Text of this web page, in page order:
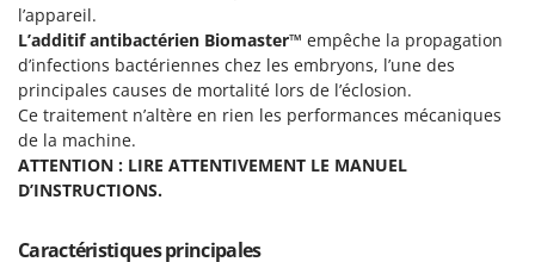
N
Nettoyeurs et Balais à vapeur
Nettoyeurs haute pression
Nettoyeurs tapis, moquettes et tapisseries
P
Peignes vibreurs et Secoueurs à olives
Fimar
FINI
Fiorentini
Fiskars
Flymo
Forest Master
l’appareil.
L’additif antibactérien Biomaster™ empêche la propagation
d’infections bactériennes chez les embryons, l’une des
principales causes de mortalité lors de l’éclosion.
Ce traitement n’altère en rien les performances mécaniques
de la machine.
ATTENTION : LIRE ATTENTIVEMENT LE MANUEL
D’INSTRUCTIONS.
Caractéristiques principales